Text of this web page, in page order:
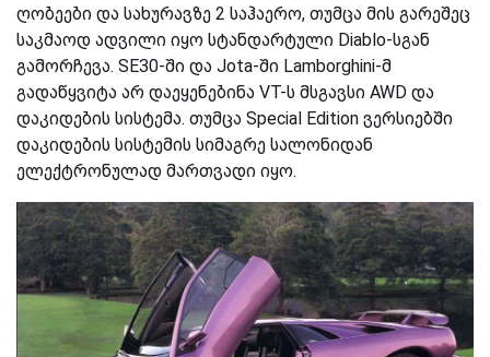
ღობეები და სახურავზე 2 საჰაერო, თუმცა მის გარეშეც
საკმაოდ ადვილი იყო სტანდარტული Diablo-სგან
გამორჩევა. SE30-ში და Jota-ში Lamborghini-მ
გადაწყვიტა არ დაეყენებინა VT-ს მსგავსი AWD და
დაკიდების სისტემა. თუმცა Special Edition ვერსიებში
დაკიდების სისტემის სიმაგრე სალონიდან
ელექტრონულად მართვადი იყო.